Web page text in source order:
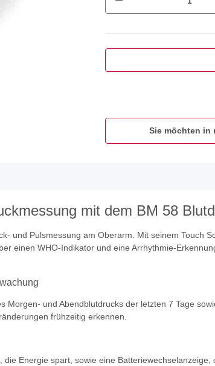
Sie möchten in
mit dem BM 58
und Pulsmessung am Oberarm. Mit seinem Touch
einen WHO-Indikator und eine Arrhythmie-
und Abendblutdrucks der letzten 7 Tage
frühzeitig erkennen.
Energie spart, sowie eine